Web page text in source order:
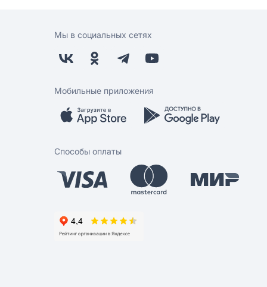
Мы в социальных сетях
Мобильные приложения
Способы оплаты